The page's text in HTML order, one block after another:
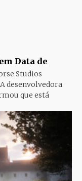
Data de
Studios
desenvolvedora
que está